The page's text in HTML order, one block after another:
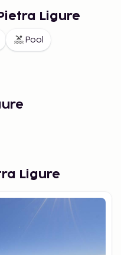
du dig inåtlandet
regionen Piemonte
viner.
plats. Ännu är det
blir berörda
Ligure
Pool
Ligure